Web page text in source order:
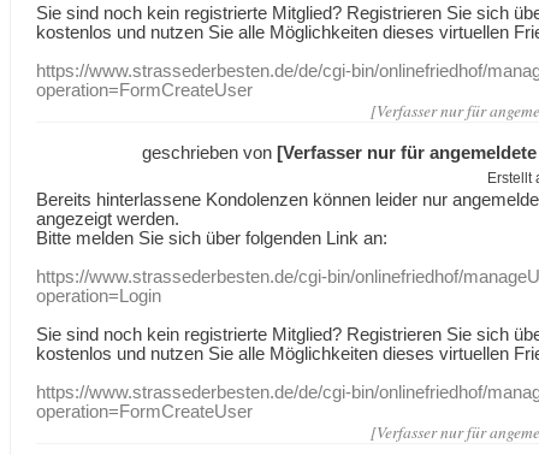
Sie sind noch kein registrierte Mitglied? Registrieren Sie sich
kostenlos und nutzen Sie alle Möglichkeiten dieses virtuellen
https://www.strassederbesten.de/de/cgi-bin/onlinefriedhof/
operation=FormCreateUser
[Verfasser nur für
geschrieben von [Verfasser nur für
Erstellt
Bereits hinterlassene Kondolenzen können leider nur
angezeigt werden.
Bitte melden Sie sich über folgenden Link an:
https://www.strassederbesten.de/cgi-bin/onlinefriedhof/
operation=Login
Sie sind noch kein registrierte Mitglied? Registrieren Sie sich
kostenlos und nutzen Sie alle Möglichkeiten dieses virtuellen
https://www.strassederbesten.de/de/cgi-bin/onlinefriedhof/
operation=FormCreateUser
[Verfasser nur für